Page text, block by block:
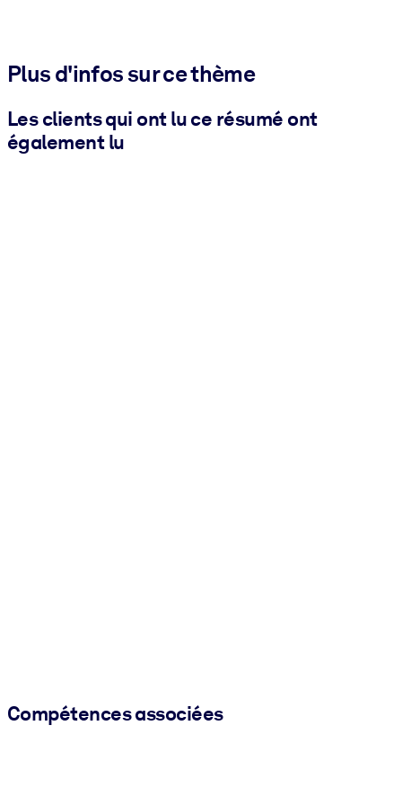
Plus d'infos sur ce thème
Les clients qui ont lu ce résumé ont
également lu
Compétences associées